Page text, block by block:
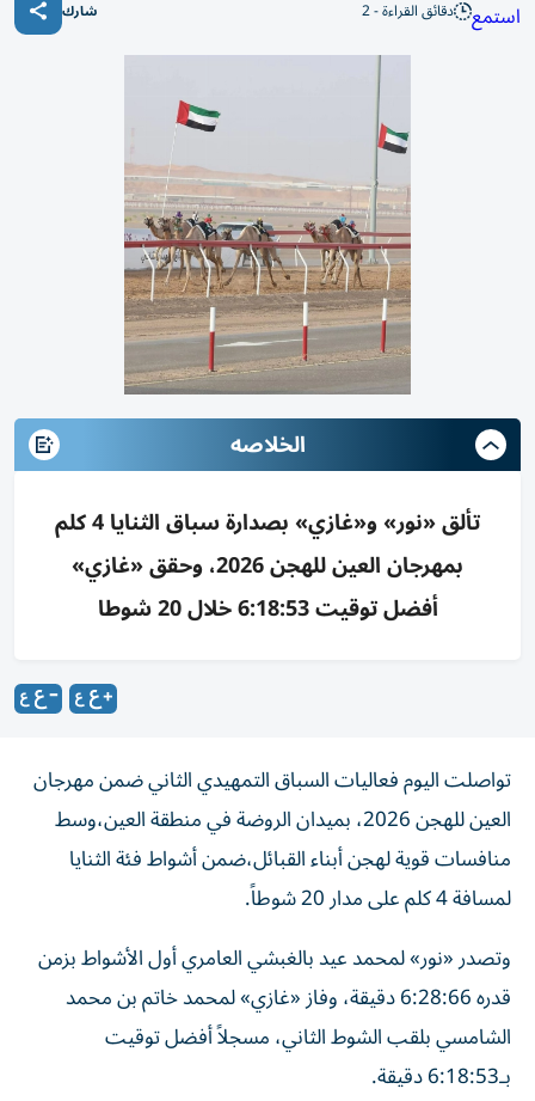
استمع دقائق القراءة - 2 شارك
الخلاصه
تألق «نور» و«غازي» بصدارة سباق الثنايا 4 كلم
بمهرجان العين للهجن 2026، وحقق «غازي»
أفضل توقيت 6:18:53 خلال 20 شوطا
تواصلت اليوم فعاليات السباق التمهيدي الثاني ضمن مهرجان
العين للهجن 2026، بميدان الروضة في منطقة العين،وسط
منافسات قوية لهجن أبناء القبائل،ضمن أشواط فئة الثنايا
لمسافة 4 كلم على مدار 20 شوطاً.
وتصدر «نور» لمحمد عيد بالغبشي العامري أول الأشواط بزمن
قدره 6:28:66 دقيقة، وفاز «غازي» لمحمد خاتم بن محمد
الشامسي بلقب الشوط الثاني، مسجلاً أفضل توقيت
بـ6:18:53 دقيقة.